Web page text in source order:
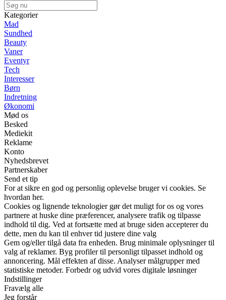
Kategorier
Mad
Sundhed
Beauty
Vaner
Eventyr
Tech
Interesser
Børn
Indretning
Økonomi
Mød os
Besked
Mediekit
Reklame
Konto
Nyhedsbrevet
Partnerskaber
Send et tip
For at sikre en god og personlig oplevelse bruger vi cookies. Se
hvordan her.
Cookies og lignende teknologier gør det muligt for os og vores
partnere at huske dine præferencer, analysere trafik og tilpasse
indhold til dig. Ved at fortsætte med at bruge siden accepterer du
dette, men du kan til enhver tid justere dine valg
Gem og/eller tilgå data fra enheden. Brug minimale oplysninger til
valg af reklamer. Byg profiler til personligt tilpasset indhold og
annoncering. Mål effekten af disse. Analyser målgrupper med
statistiske metoder. Forbedr og udvid vores digitale løsninger
Indstillinger
Fravælg alle
Jeg forstår